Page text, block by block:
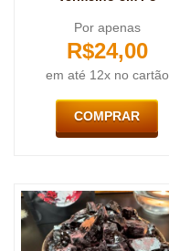
Por apenas
R$24,00
em até 12x no cartão
COMPRAR